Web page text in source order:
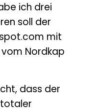
ich drei
soll der
mit
Nordkap
dass der